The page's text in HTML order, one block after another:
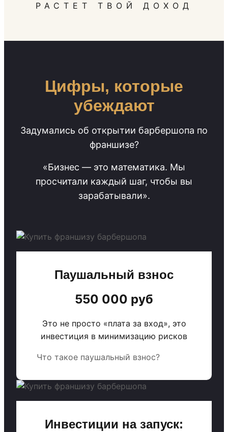
РАСТЕТ ТВОЙ ДОХОД
Цифры, которые
убеждают
Задумались об открытии барбершопа по
франшизе?
«Бизнес — это математика. Мы
просчитали каждый шаг, чтобы вы
зарабатывали».
Паушальный взнос
550 000 руб
Это не просто «плата за вход», это
инвестиция в минимизацию рисков
Что такое паушальный взнос?
Инвестиции на запуск: